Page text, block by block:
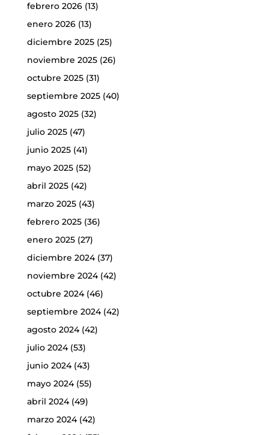
febrero 2026(13)
enero 2026(13)
diciembre 2025(25)
noviembre 2025(26)
octubre 2025(31)
septiembre 2025(40)
agosto 2025(32)
julio 2025(47)
junio 2025(41)
mayo 2025(52)
abril 2025(42)
marzo 2025(43)
febrero 2025(36)
enero 2025(27)
diciembre 2024(37)
noviembre 2024(42)
octubre 2024(46)
septiembre 2024(42)
agosto 2024(42)
julio 2024(53)
junio 2024(43)
mayo 2024(55)
abril 2024(49)
marzo 2024(42)